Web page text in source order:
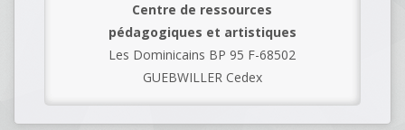
Centre de ressources
pédagogiques et artistiques
Les Dominicains BP 95 F-68502
GUEBWILLER Cedex